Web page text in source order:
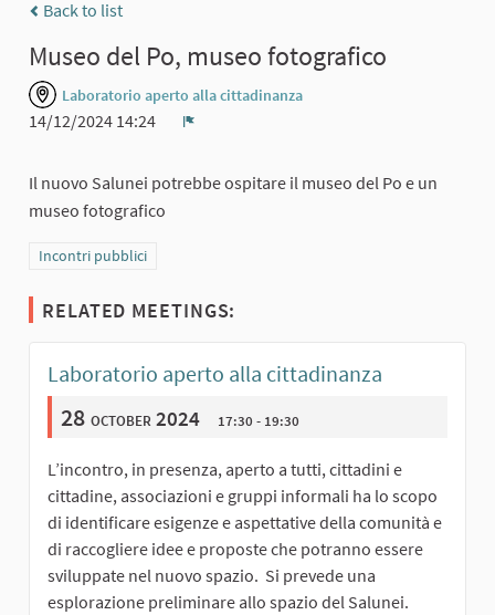
Back to list
Museo del Po, museo fotografico
Laboratorio aperto alla cittadinanza
14/12/2024 14:24
Il nuovo Salunei potrebbe ospitare il museo del Po e un
museo fotografico
Filter results for category: Incontri pubblici
Incontri pubblici
RELATED MEETINGS:
Laboratorio aperto alla cittadinanza
28 october 2024 17:30 - 19:30
L’incontro, in presenza, aperto a tutti, cittadini e
cittadine, associazioni e gruppi informali ha lo scopo
di identificare esigenze e aspettative della comunità e
di raccogliere idee e proposte che potranno essere
sviluppate nel nuovo spazio. Si prevede una
esplorazione preliminare allo spazio del Salunei.